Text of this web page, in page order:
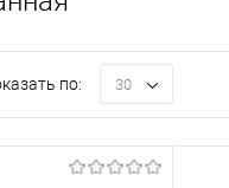
по: 30